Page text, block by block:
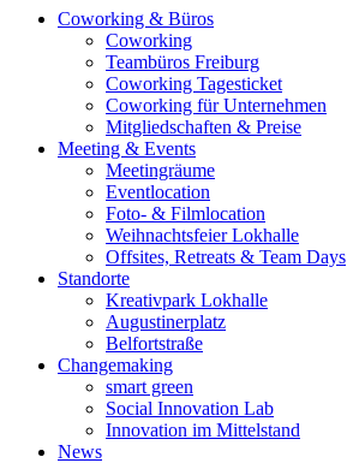
Coworking & Büros
Coworking
Teambüros Freiburg
Coworking Tagesticket
Coworking für Unternehmen
Mitgliedschaften & Preise
Meeting & Events
Meetingräume
Eventlocation
Foto- & Filmlocation
Weihnachtsfeier Lokhalle
Offsites, Retreats & Team Days
Standorte
Kreativpark Lokhalle
Augustinerplatz
Belfortstraße
Changemaking
smart green
Social Innovation Lab
Innovation im Mittelstand
News